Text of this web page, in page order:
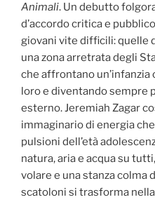
Animali. Un debutto
d’accordo critica e
giovani vite difficili: quelle
una zona arretrata degli
che affrontano
loro e diventando sempre
esterno. Jeremiah Zagar
immaginario di energia
pulsioni dell’età
natura, aria e acqua su
volare e una stanza colma
scatoloni si trasforma